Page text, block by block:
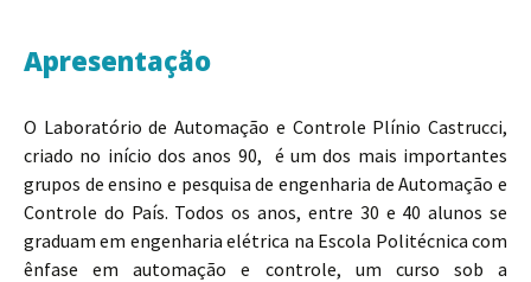
Apresentação
O Laboratório de Automação e Controle Plínio Castrucci,
criado no início dos anos 90, é um dos mais importantes
grupos de ensino e pesquisa de engenharia de Automação e
Controle do País. Todos os anos, entre 30 e 40 alunos se
graduam em engenharia elétrica na Escola Politécnica com
ênfase em automação e controle, um curso sob a